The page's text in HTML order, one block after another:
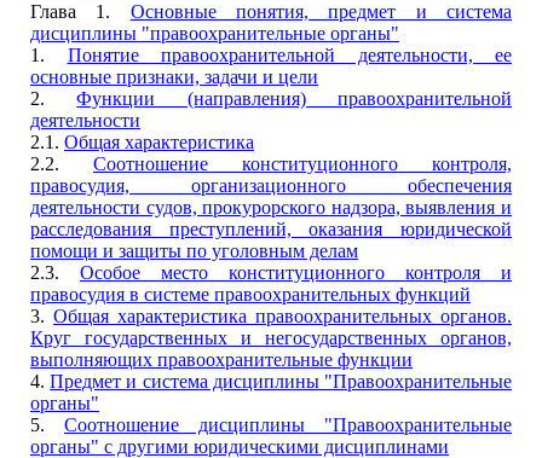
Глава 1. Основные понятия, предмет и система
дисциплины "правоохранительные органы"
1. Понятие правоохранительной деятельности, ее
основные признаки, задачи и цели
2.Функции (направления) правоохранительной
деятельности
2.1. Общая характеристика
2.2. Соотношение конституционного контроля,
правосудия, организационного обеспечения
деятельности судов, прокурорского надзора, выявления и
расследования преступлений, оказания юридической
помощи и защиты по уголовным делам
2.3. Особое место конституционного контроля и
правосудия в системе правоохранительных функций
3. Общая характеристика правоохранительных органов.
Круг государственных и негосударственных органов,
выполняющих правоохранительные функции
4.Предмет и система дисциплины "Правоохранительные
органы"
5. Соотношение дисциплины "Правоохранительные
органы" с другими юридическими дисциплинами